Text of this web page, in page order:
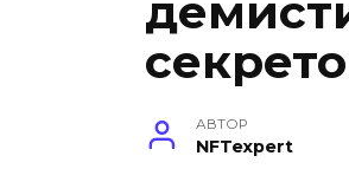
АВТОР
NFTexpert